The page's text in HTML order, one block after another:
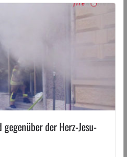
der Herz-Jesu-